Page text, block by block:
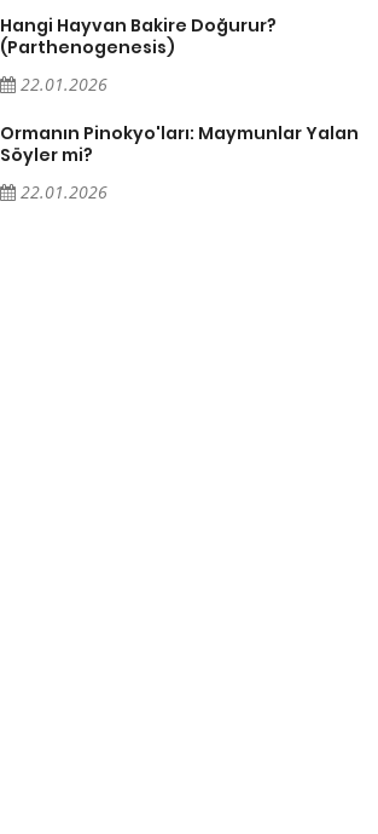
Hangi Hayvan Bakire Doğurur?
(Parthenogenesis)
22.01.2026
Ormanın Pinokyo'ları: Maymunlar Yalan
Söyler mi?
22.01.2026